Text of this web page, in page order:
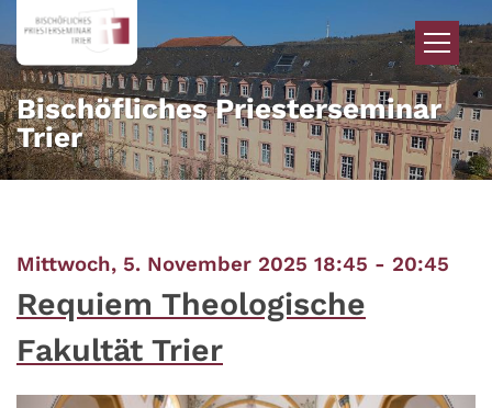
Zum Inhalt springen
Bischöfliches Priesterseminar
Trier
Mittwoch, 5. November 2025 18:45 - 20:45
Requiem Theologische
Fakultät Trier